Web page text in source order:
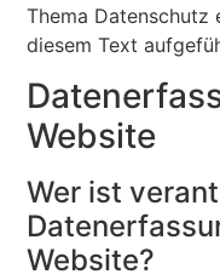
Thema Datenschutz
diesem Text
Website
Wer ist
Website?